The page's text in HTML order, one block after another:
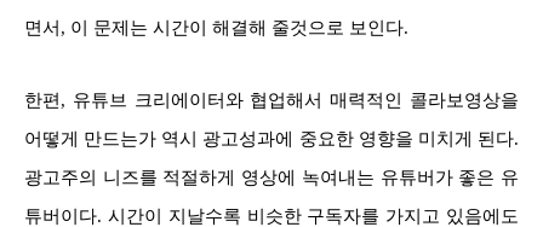
면서, 이 문제는 시간이 해결해 줄것으로 보인다.
한편, 유튜브 크리에이터와 협업해서 매력적인 콜라보영상을
어떻게 만드는가 역시 광고성과에 중요한 영향을 미치게 된다.
광고주의 니즈를 적절하게 영상에 녹여내는 유튜버가 좋은 유
튜버이다. 시간이 지날수록 비슷한 구독자를 가지고 있음에도